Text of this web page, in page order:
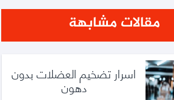
مقالات مشابهة
اسرار تضخيم العضلات بدون
دهون